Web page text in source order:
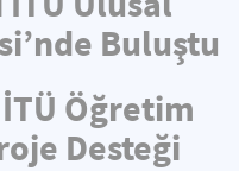
Buluştu
Öğretim
Desteği